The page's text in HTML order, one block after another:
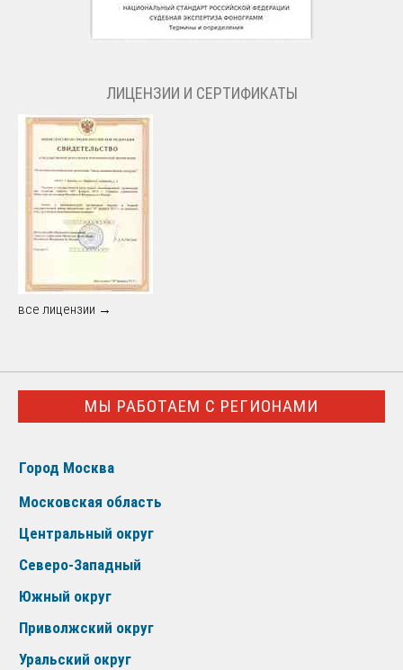
ЛИЦЕНЗИИ И СЕРТИФИКАТЫ
все лицензии →
МЫ РАБОТАЕМ С РЕГИОНАМИ
Город Москва
Московская область
Центральный округ
Северо-Западный
Южный округ
Приволжский округ
Уральский округ